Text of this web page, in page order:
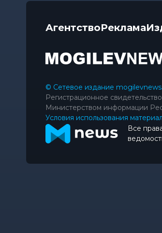
АгентствоРеклама
© Сетевое издание
Регистрационное
Министерством информации
Условия использования
Все